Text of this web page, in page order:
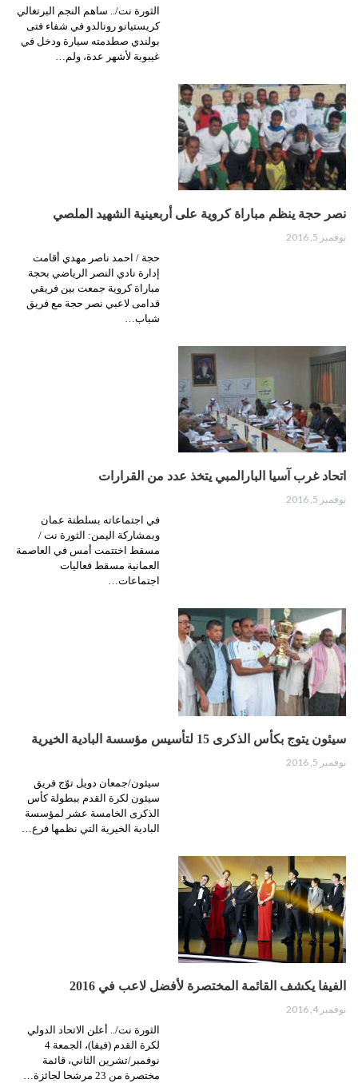
الثورة نت/.. ساهم النجم البرتغالي
كريستيانو رونالدو في شفاء فتى
بولندي صطدمته سيارة ودخل في
غيبوبة لأشهر عدة، ولم…
نصر حجة ينظم مباراة كروية على أربعينية الشهيد الملصي
نوفمبر 5, 2016
حجة / احمد ناصر مهدي أقامت
إدارة نادي النصر الرياضي بحجة
مباراة كروية جمعت بين فريقي
قدامى لاعبي نصر حجة مع فريق
شباب…
اتحاد غرب آسيا البارالمبي يتخذ عدد من القرارات
نوفمبر 5, 2016
في اجتماعاته بسلطنة عمان
وبمشاركة اليمن: الثورة نت /
مسقط اختتمت أمس في العاصمة
العمانية مسقط فعاليات
اجتماعات…
سيئون يتوج بكأس الذكرى 15 لتأسيس مؤسسة البادية الخيرية
نوفمبر 5, 2016
سيئون/جمعان دويل توّج فريق
سيئون لكرة القدم ببطولة كأس
الذكرى الخامسة عشر لمؤسسة
البادية الخيرية التي نظمها فرع…
الفيفا يكشف القائمة المختصرة لأفضل لاعب في 2016
نوفمبر 4, 2016
الثورة نت/.. أعلن الاتحاد الدولي
لكرة القدم (فيفا)، الجمعة 4
نوفمبر/تشرين الثاني، قائمة
مختصرة من 23 مرشحا لجائزة…